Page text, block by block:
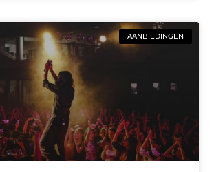
AANBIEDINGEN